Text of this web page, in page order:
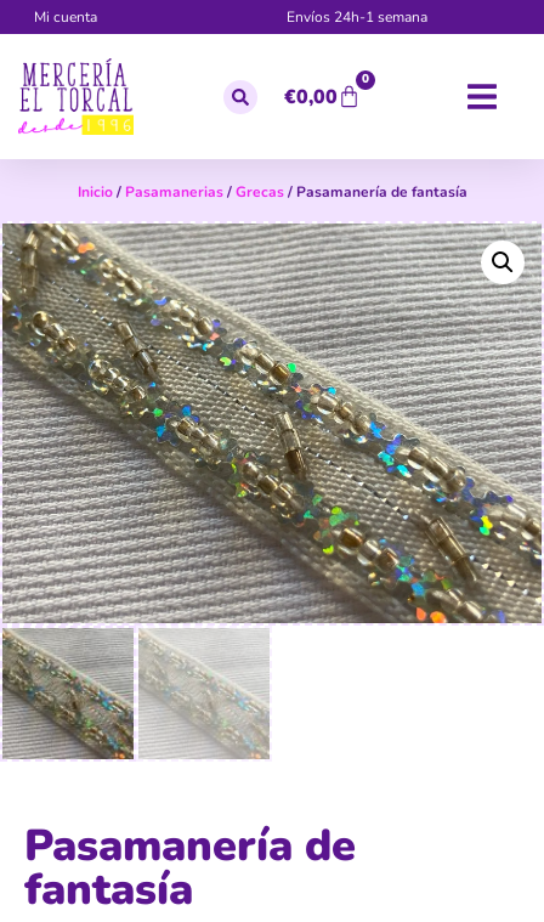
Mi cuenta Envíos 24h-1 semana
€0,00
0
Inicio/ Pasamanerias/Grecas/ Pasamanería de fantasía
Pasamanería de
fantasía